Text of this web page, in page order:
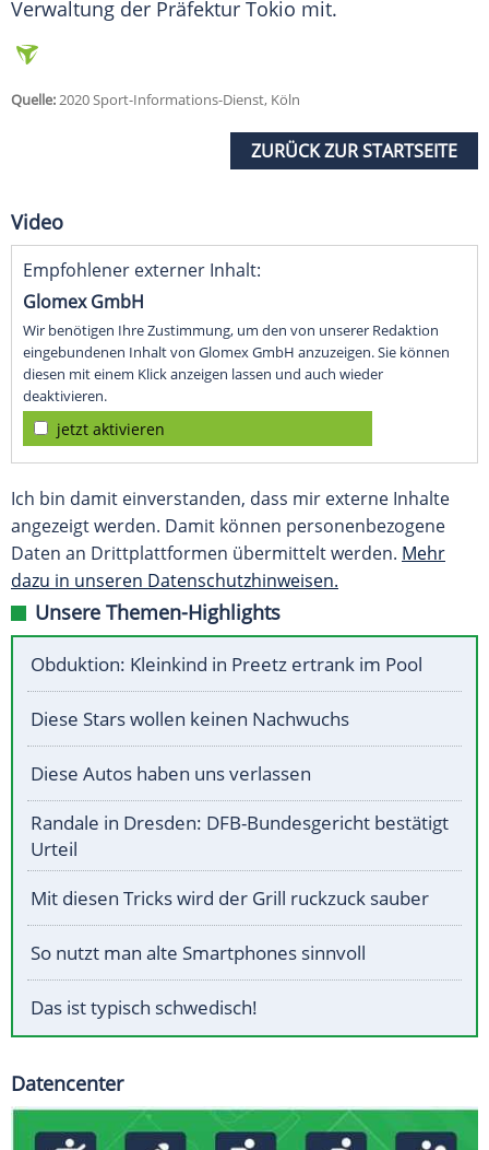
Verwaltung der Präfektur Tokio mit.
Quelle:2020 Sport-Informations-Dienst, Köln
ZURÜCK ZUR STARTSEITE
Video
Empfohlener externer Inhalt:
Glomex GmbH
Wir benötigen Ihre Zustimmung, um den von unserer Redaktion
eingebundenen Inhalt von Glomex GmbH anzuzeigen. Sie können
diesen mit einem Klick anzeigen lassen und auch wieder
deaktivieren.
jetzt aktivieren
Ich bin damit einverstanden, dass mir externe Inhalte
angezeigt werden. Damit können personenbezogene
Daten an Drittplattformen übermittelt werden. Mehr
dazu in unseren Datenschutzhinweisen.
Unsere Themen-Highlights
Obduktion: Kleinkind in Preetz ertrank im Pool
Diese Stars wollen keinen Nachwuchs
Diese Autos haben uns verlassen
Randale in Dresden: DFB-Bundesgericht bestätigt
Urteil
Mit diesen Tricks wird der Grill ruckzuck sauber
So nutzt man alte Smartphones sinnvoll
Das ist typisch schwedisch!
Datencenter